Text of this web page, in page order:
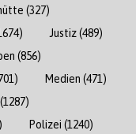
(327)
Justiz(489)
(856)
Medien (471)
(1287)
Polizei (1240)